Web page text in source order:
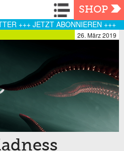
Navigation
SHOP
+++ JETZT ABONNIEREN +++
26. März 2019